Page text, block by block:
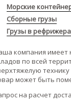
Морские
Сборные грузы
Грузы в
компания имеет
по всей
может быть
на расчет